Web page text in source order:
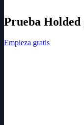
Prueba Holded
Empieza gratis